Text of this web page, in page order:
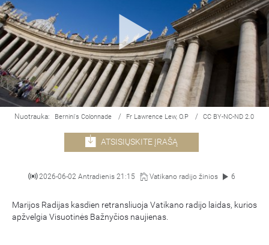
Nuotrauka: Bernini's Colonnade / Fr Lawrence Lew, O.P / CC BY-NC-ND 2.0
ATSISIŲSKITE ĮRAŠĄ
2026-06-02 Antradienis 21:15 Vatikano radijo žinios 6
Marijos Radijas kasdien retransliuoja Vatikano radijo laidas, kurios
apžvelgia Visuotinės Bažnyčios naujienas.